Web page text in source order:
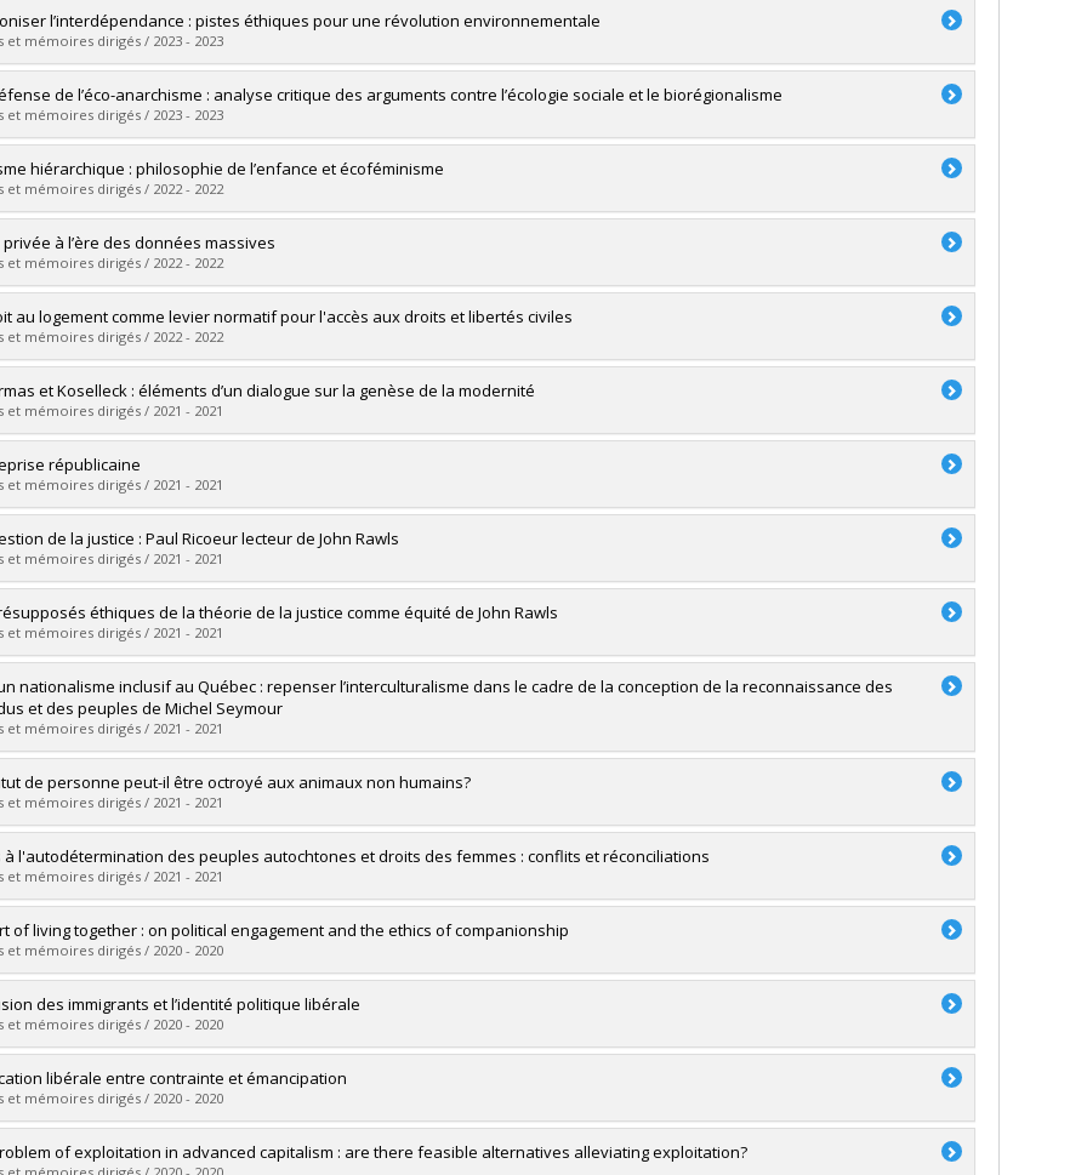
:Archambault, Adam
Master's
:M.A.
le document dans Papyrus
l’interdépendance : pistes éthiques pour une révolution environnementale
et mémoires dirigés / 2023 - 2023
:Lapointe, Gabrielle
Master's
:M.A.
le document dans Papyrus
de l’éco-anarchisme : analyse critique des arguments contre l’écologie sociale et le biorégionalisme
et mémoires dirigés / 2023 - 2023
:Poisson, Alexandre
Master's
:M.A.
le document dans Papyrus
hiérarchique : philosophie de l’enfance et écoféminisme
et mémoires dirigés / 2022 - 2022
:Leathead, Judith
Master's
:M.A.
le document dans Papyrus
privée à l’ère des données massives
et mémoires dirigés / 2022 - 2022
:Landry, Rose
Master's
:M.A.
le document dans Papyrus
au logement comme levier normatif pour l'accès aux droits et libertés civiles
et mémoires dirigés / 2022 - 2022
:Petitclerc, Alexandre
Master's
:M.A.
le document dans Papyrus
et Koselleck : éléments d’un dialogue sur la genèse de la modernité
et mémoires dirigés / 2021 - 2021
: Bouffard Chevalier, Xavier
Master's
:M.A.
le document dans Papyrus
républicaine
et mémoires dirigés / 2021 - 2021
: Monette, Gabriel
Doctoral
:Ph. D.
le document dans Papyrus
de la justice : Paul Ricoeur lecteur de John Rawls
et mémoires dirigés / 2021 - 2021
:Leneveu-Duval, Julien
Master's
:M.A.
le document dans Papyrus
éthiques de la théorie de la justice comme équité de John Rawls
et mémoires dirigés / 2021 - 2021
:Laberge-Caplette, Thierry
Master's
:M.A.
le document dans Papyrus
nationalisme inclusif au Québec : repenser l’interculturalisme dans le cadre de la conception de la reconnaissance des
et des peuples de Michel Seymour
et mémoires dirigés / 2021 - 2021
: Noël, Jean-Christophe
Master's
:M.A.
le document dans Papyrus
de personne peut-il être octroyé aux animaux non humains?
et mémoires dirigés / 2021 - 2021
:Simoneau-Gilbert, Virginie
Master's
:M.A.
le document dans Papyrus
à l'autodétermination des peuples autochtones et droits des femmes : conflits et réconciliations
et mémoires dirigés / 2021 - 2021
:O'Bomsawin-Bégin, Annie
Master's
:M.A.
le document dans Papyrus
of living together : on political engagement and the ethics of companionship
et mémoires dirigés / 2020 - 2020
:Daher, Yasmeen
Doctoral
:Ph. D.
le document dans Papyrus
des immigrants et l’identité politique libérale
et mémoires dirigés / 2020 - 2020
: El Janati, Abdelmalek
Master's
:M.A.
le document dans Papyrus
libérale entre contrainte et émancipation
et mémoires dirigés / 2020 - 2020
:Héon, Arthur-Friso
of exploitation in advanced capitalism : are there feasible alternatives alleviating exploitation?